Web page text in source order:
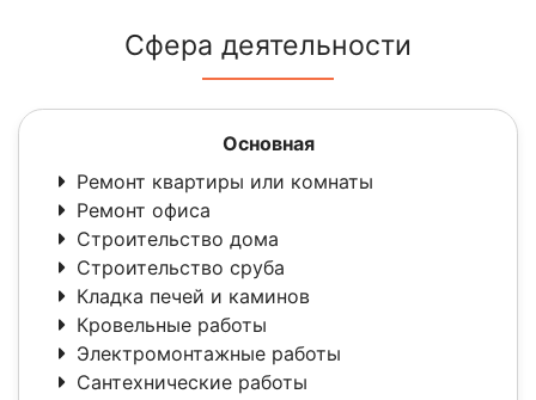
Сфера деятельности
Основная
Ремонт квартиры или комнаты
Ремонт офиса
Строительство дома
Строительство сруба
Кладка печей и каминов
Кровельные работы
Электромонтажные работы
Сантехнические работы